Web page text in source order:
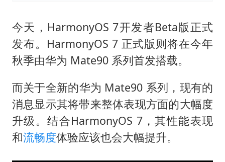
今天，HarmonyOS 7开发者Beta版正式
发布。HarmonyOS 7 正式版则将在今年
秋季由华为 Mate90 系列首发搭载。
而关于全新的华为 Mate90 系列，现有的
消息显示其将带来整体表现方面的大幅度
升级。结合HarmonyOS 7，其性能表现
和流畅度体验应该也会大幅提升。